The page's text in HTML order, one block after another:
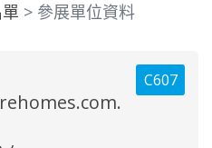
參展單位資料
C607